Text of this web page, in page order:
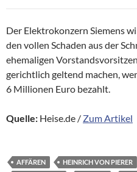
Der Elektrokonzern Siemens
den vollen Schaden aus der
ehemaligen
gerichtlich geltend machen,
6 Millionen Euro bezahlt.
Quelle: Heise.de / Zum Artikel
AFFÄREN HEINRICH VON PIERER